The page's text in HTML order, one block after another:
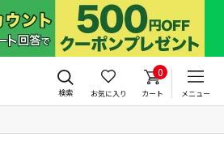
検索 お気に入り
0
カート メニュー